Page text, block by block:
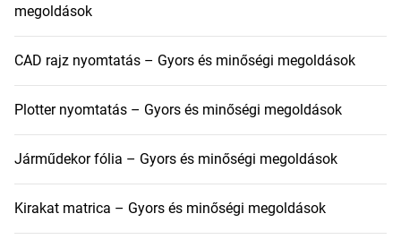
megoldások
CAD rajz nyomtatás – Gyors és minőségi megoldások
Plotter nyomtatás – Gyors és minőségi megoldások
Járműdekor fólia – Gyors és minőségi megoldások
Kirakat matrica – Gyors és minőségi megoldások